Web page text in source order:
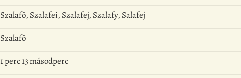
Szalafő, Szalafei, Szalafej, Szalafy, Salafej
Szalafő
1 perc 13 másodperc